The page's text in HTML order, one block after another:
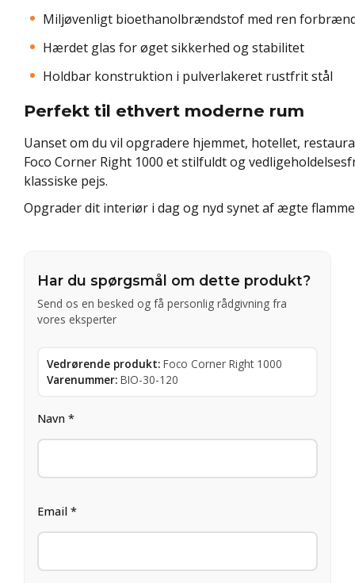
Miljøvenligt bioethanolbrændstof med ren
Hærdet glas for øget sikkerhed og stabilitet
Holdbar konstruktion i pulverlakeret rustfrit stål
Perfekt til ethvert moderne rum
Uanset om du vil opgradere hjemmet, hotellet,
Foco Corner Right 1000 et stilfuldt og
klassiske pejs.
Opgrader dit interiør i dag og nyd synet af ægte
Har du spørgsmål om dette produkt?
Send os en besked og få personlig rådgivning fra
vores eksperter
Vedrørende produkt: Foco Corner Right 1000
Varenummer: BIO-30-120
Navn *
Email *